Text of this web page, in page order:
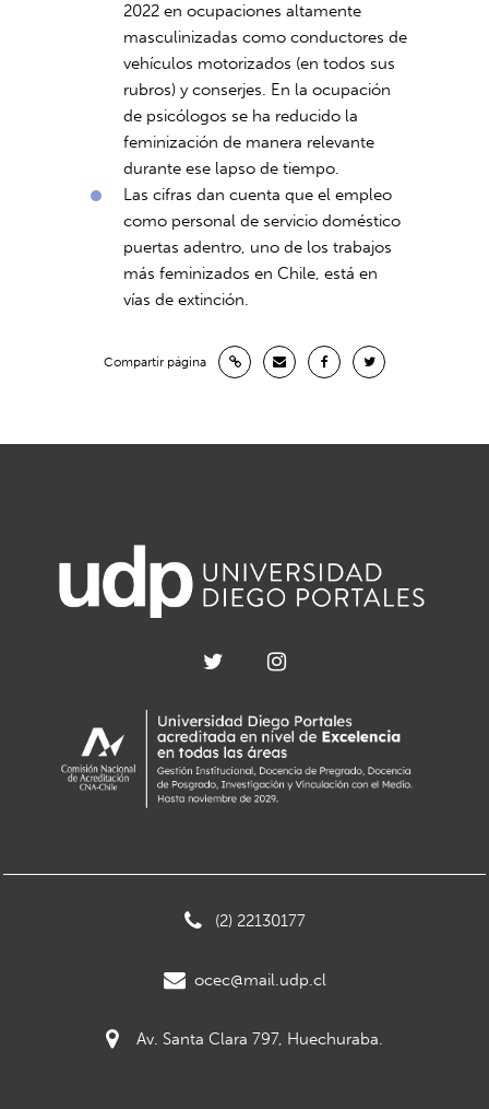
2022 en ocupaciones altamente
masculinizadas como conductores de
vehículos motorizados (en todos sus
rubros) y conserjes. En la ocupación
de psicólogos se ha reducido la
feminización de manera relevante
durante ese lapso de tiempo.
Las cifras dan cuenta que el empleo
como personal de servicio doméstico
puertas adentro, uno de los trabajos
más feminizados en Chile, está en
vías de extinción.
Compartir página
(2) 22130177
ocec@mail.udp.cl
Av. Santa Clara 797, Huechuraba.